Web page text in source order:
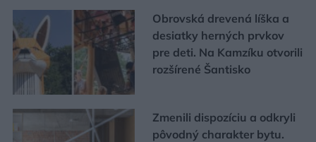
Obrovská drevená líška a
desiatky herných prvkov
pre deti. Na Kamzíku otvorili
rozšírené Šantisko
Zmenili dispozíciu a odkryli
pôvodný charakter bytu.